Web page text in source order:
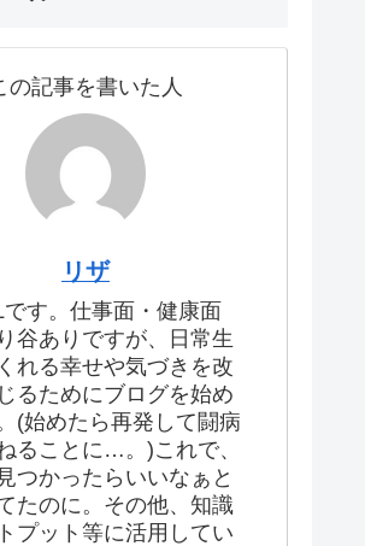
の記事を書いた人
リザ
です。仕事面・健康面
谷ありですが、日常生
れる幸せや気づきを改
るためにブログを始め
(始めたら再発して闘病
ることに…。)これで、
つかったらいいなぁと
たのに。その他、知識
プット等に活用してい